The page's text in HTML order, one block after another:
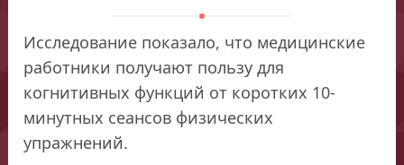
Исследование показало, что медицинские
работники получают пользу для
когнитивных функций от коротких 10-
минутных сеансов физических
упражнений.